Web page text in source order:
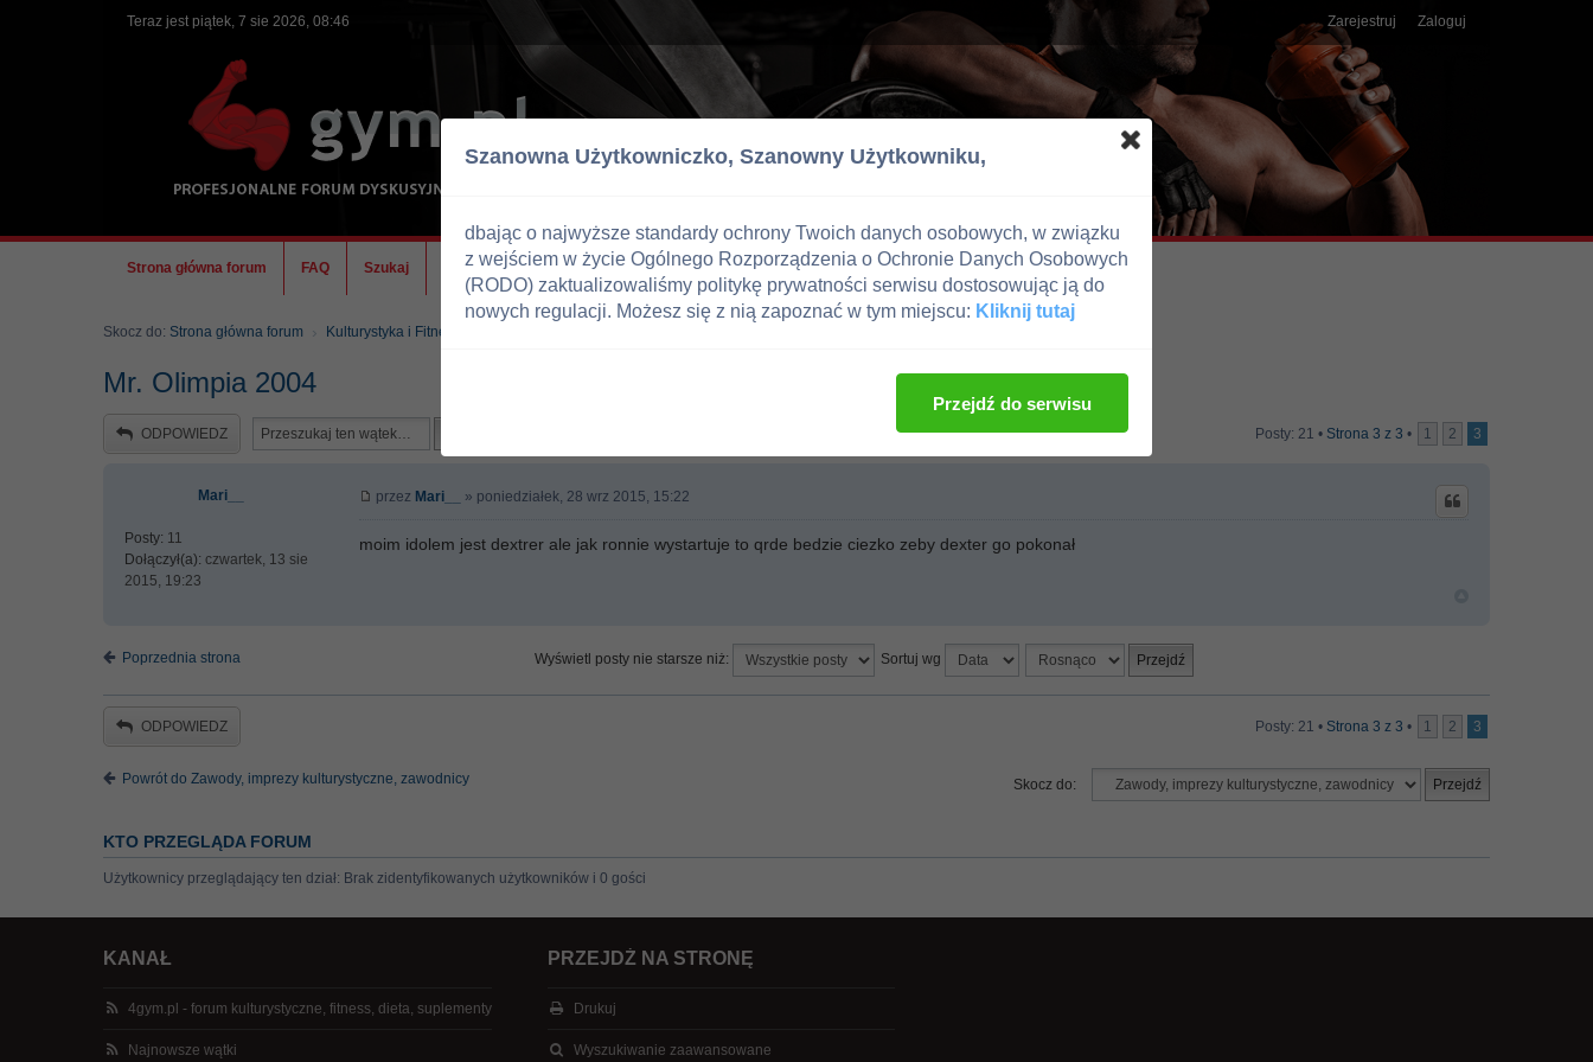
Teraz jest piątek, 7 sie 2026, 08:46 Zarejestruj Zaloguj
Strona główna forum FAQ Szukaj Ekipa
Skocz do: Strona główna forum Kulturystyka i Fitness
Mr. Olimpia 2004
ODPOWIEDZ Posty: 21 • Strona 3 z 3 • 1 2 3
Mari__
Posty: 11
Dołączył(a): czwartek, 13 sie
2015, 19:23
przez Mari__ » poniedziałek, 28 wrz 2015, 15:22
moim idolem jest dextrer ale jak ronnie wystartuje to qrde bedzie ciezko zeby dexter go pokonał
Poprzednia strona Wyświetl posty nie starsze niż: Sortuj wg
ODPOWIEDZ Posty: 21 • Strona 3 z 3 • 1 2 3
Powrót do Zawody, imprezy kulturystyczne, zawodnicy Skocz do:
KTO PRZEGLĄDA FORUM
Użytkownicy przeglądający ten dział: Brak zidentyfikowanych użytkowników i 0 gości
KANAŁ
4gym.pl - forum kulturystyczne, fitness, dieta, suplementy
Najnowsze wątki
PRZEJDŹ NA STRONĘ
Drukuj
Wyszukiwanie zaawansowane
Szanowna Użytkowniczko, Szanowny Użytkowniku,
dbając o najwyższe standardy ochrony Twoich danych osobowych, w związku
z wejściem w życie Ogólnego Rozporządzenia o Ochronie Danych Osobowych
(RODO) zaktualizowaliśmy politykę prywatności serwisu dostosowując ją do
nowych regulacji. Możesz się z nią zapoznać w tym miejscu: Kliknij tutaj
Przejdź do serwisu